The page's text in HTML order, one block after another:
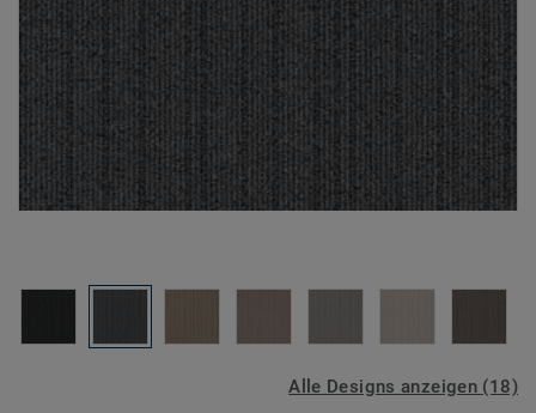
Alle Designs anzeigen (18)